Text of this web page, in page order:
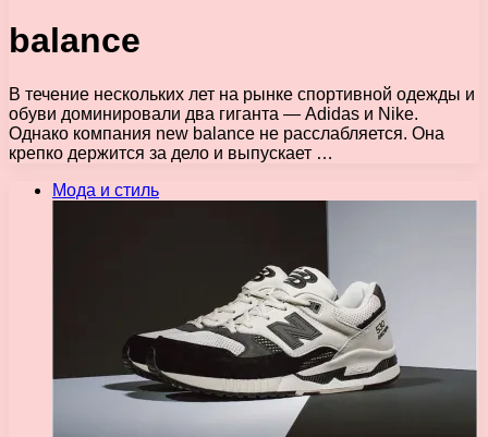
balance
В течение нескольких лет на рынке спортивной одежды и
обуви доминировали два гиганта — Adidas и Nike.
Однако компания new balance не расслабляется. Она
крепко держится за дело и выпускает …
Мода и стиль